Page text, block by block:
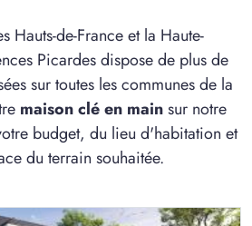
Hauts-de-France et la Haute-
Picardes dispose de plus de
sur toutes les communes de la
maison clé en mainsur notre
budget, du lieu d'habitation et
du terrain souhaitée.